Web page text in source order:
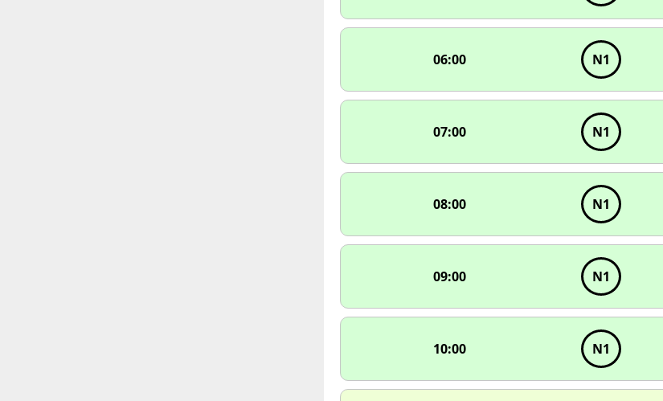
06:00 N1
07:00 N1
08:00 N1
09:00 N1
10:00 N1